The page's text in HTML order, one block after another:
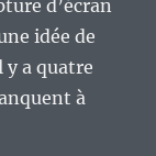
d’écran
idée de
y a quatre
à